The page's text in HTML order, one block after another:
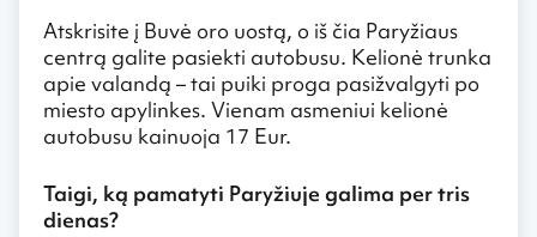
Atskrisite į Buvė oro uostą, o iš čia Paryžiaus
centrą galite pasiekti autobusu. Kelionė trunka
apie valandą – tai puiki proga pasižvalgyti po
miesto apylinkes. Vienam asmeniui kelionė
autobusu kainuoja 17 Eur.
Taigi, ką pamatyti Paryžiuje galima per tris
dienas?